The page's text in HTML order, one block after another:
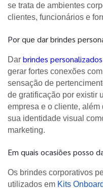
se trata de ambientes
clientes, funcionários e
Por que dar brindes
Dar brindes personalizados
gerar fortes conexões
sensação de
de gratificação por existir
empresa e o cliente, além
sua identidade visual
marketing.
Em quais ocasiões posso
Os brindes corporativos
utilizados em Kits